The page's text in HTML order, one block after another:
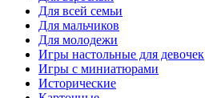
Для всей семьи
Для мальчиков
Для молодежи
Игры настольные для девочек
Игры с миниатюрами
Исторические